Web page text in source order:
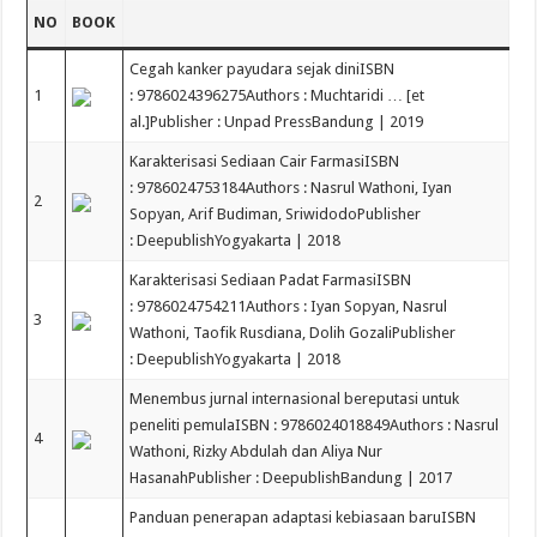
NO BOOK
1
Cegah kanker payudara sejak diniISBN
: 9786024396275Authors : Muchtaridi … [et
al.]Publisher : Unpad PressBandung | 2019
2
Karakterisasi Sediaan Cair FarmasiISBN
: 9786024753184Authors : Nasrul Wathoni, Iyan
Sopyan, Arif Budiman, SriwidodoPublisher
: DeepublishYogyakarta | 2018
3
Karakterisasi Sediaan Padat FarmasiISBN
: 9786024754211Authors : Iyan Sopyan, Nasrul
Wathoni, Taofik Rusdiana, Dolih GozaliPublisher
: DeepublishYogyakarta | 2018
4
Menembus jurnal internasional bereputasi untuk
peneliti pemulaISBN : 9786024018849Authors : Nasrul
Wathoni, Rizky Abdulah dan Aliya Nur
HasanahPublisher : DeepublishBandung | 2017
Panduan penerapan adaptasi kebiasaan baruISBN